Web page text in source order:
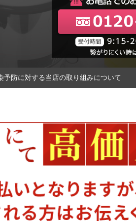
予防に対する当店の取り組みについて